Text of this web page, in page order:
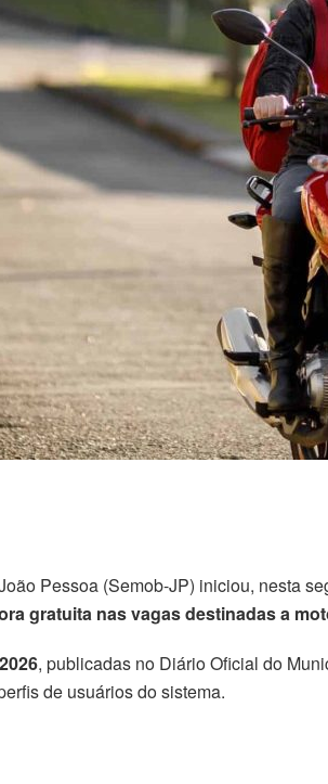
Pessoa (Semob-JP) iniciou, nesta
gratuita nas vagas destinadas a
, publicadas no Diário Oficial do
de usuários do sistema.